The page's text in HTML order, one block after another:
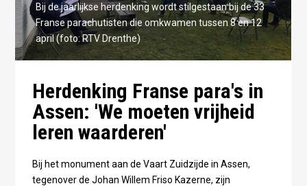
Bij de jaarlijkse herdenking wordt stilgestaan bij de 33
Franse parachutisten die omkwamen tussen 8 en 12
april (foto: RTV Drenthe)
Herdenking Franse para's in
Assen: 'We moeten vrijheid
leren waarderen'
Bij het monument aan de Vaart Zuidzijde in Assen,
tegenover de Johan Willem Friso Kazerne, zijn